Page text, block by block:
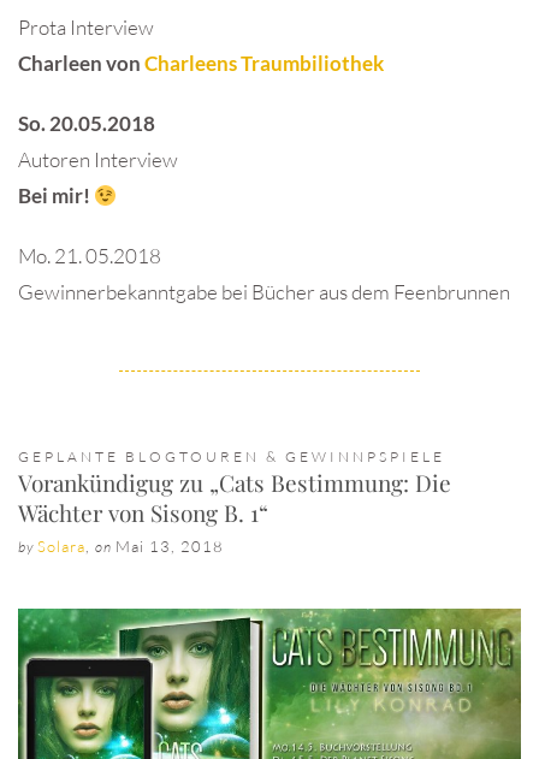
Prota Interview
Charleen vonCharleens Traumbiliothek
So. 20.05.2018
Autoren Interview
Bei mir!
Mo. 21. 05.2018
Gewinnerbekanntgabe bei Bücher aus dem Feenbrunnen
GEPLANTE BLOGTOUREN & GEWINNPSPIELE
Vorankündigug zu „Cats Bestimmung: Die
Wächter von Sisong B. 1“
by Solara, on Mai 13, 2018